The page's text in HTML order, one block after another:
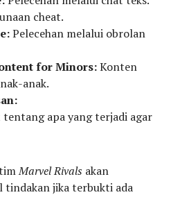
cheat.
Pelecehan melalui obrolan
for Minors:Konten
anak.
apa yang terjadi agar
timMarvel Rivals akan
tindakan jika terbukti ada